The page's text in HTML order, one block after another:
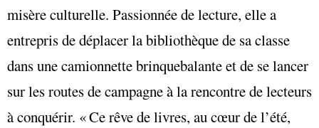
misère culturelle. Passionnée de lecture, elle a
entrepris de déplacer la bibliothèque de sa classe
dans une camionnette brinquebalante et de se lancer
sur les routes de campagne à la rencontre de lecteurs
à conquérir. « Ce rêve de livres, au cœur de l’été,